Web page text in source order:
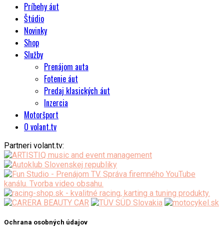
Príbehy áut
Štúdio
Novinky
Shop
Služby
Prenájom auta
Fotenie áut
Predaj klasických áut
Inzercia
Motoršport
O volant.tv
Partneri volant.tv:
Ochrana osobných údajov